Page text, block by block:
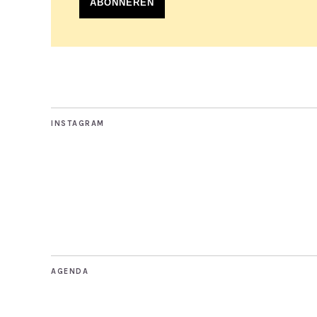
ABONNEREN
INSTAGRAM
AGENDA